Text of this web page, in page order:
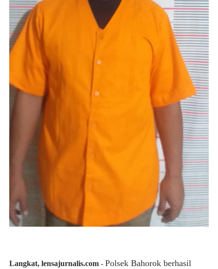
Langkat, lensajurnalis.com - Polsek Bahorok berhasil